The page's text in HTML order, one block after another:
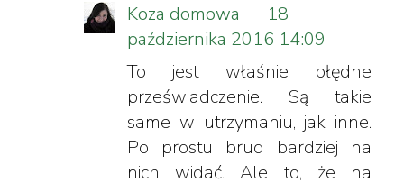
Koza domowa
18
października 2016 14:09
To jest właśnie błędne
przeświadczenie. Są takie
same w utrzymaniu, jak inne.
Po prostu brud bardziej na
nich widać. Ale to, że na